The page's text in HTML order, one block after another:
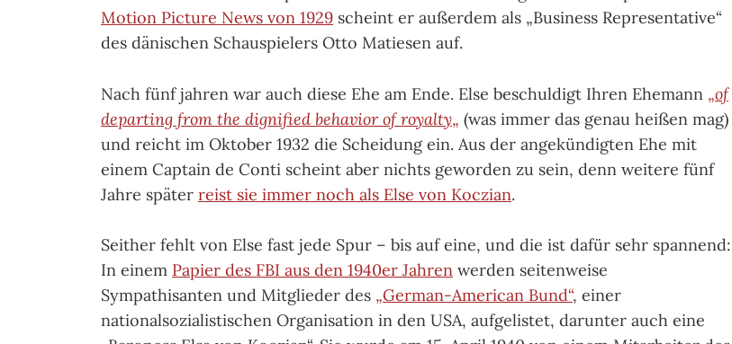
Motion Picture News von 1929 scheint er außerdem als „Business Representative“
des dänischen Schauspielers Otto Matiesen auf.
Nach fünf jahren war auch diese Ehe am Ende. Else beschuldigt Ihren Ehemann „of
departing from the dignified behavior of royalty„ (was immer das genau heißen mag)
und reicht im Oktober 1932 die Scheidung ein. Aus der angekündigten Ehe mit
einem Captain de Conti scheint aber nichts geworden zu sein, denn weitere fünf
Jahre später reist sie immer noch als Else von Koczian.
Seither fehlt von Else fast jede Spur – bis auf eine, und die ist dafür sehr spannend:
In einem Papier des FBI aus den 1940er Jahren werden seitenweise
Sympathisanten und Mitglieder des „German-American Bund“, einer
nationalsozialistischen Organisation in den USA, aufgelistet, darunter auch eine